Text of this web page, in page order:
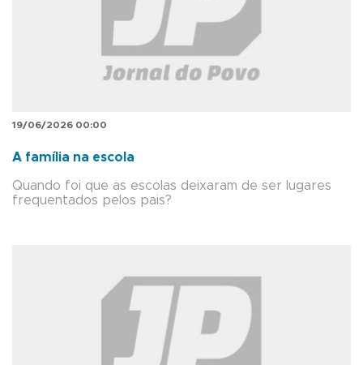
19/06/2026 00:00
A família na escola
Quando foi que as escolas deixaram de ser lugares
frequentados pelos pais?